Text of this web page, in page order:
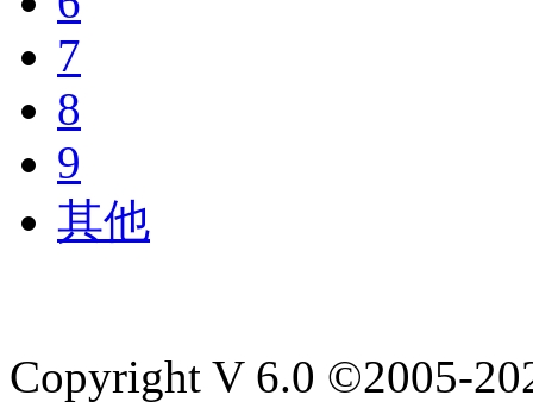
7
8
9
其他
Copyright V 6.0 ©2005-